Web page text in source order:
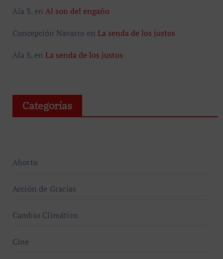
Ala S.en Al son del engaño
Concepción Navarro en La senda de los justos
Ala S.en La senda de los justos
Categorías
Aborto
Acción de Gracias
Cambio Climático
Cine